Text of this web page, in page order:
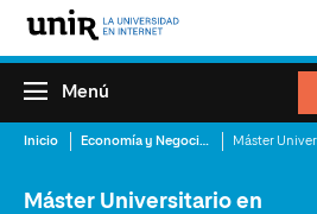
Menú
Inicio Economía y Negocios
Máster Universitario en